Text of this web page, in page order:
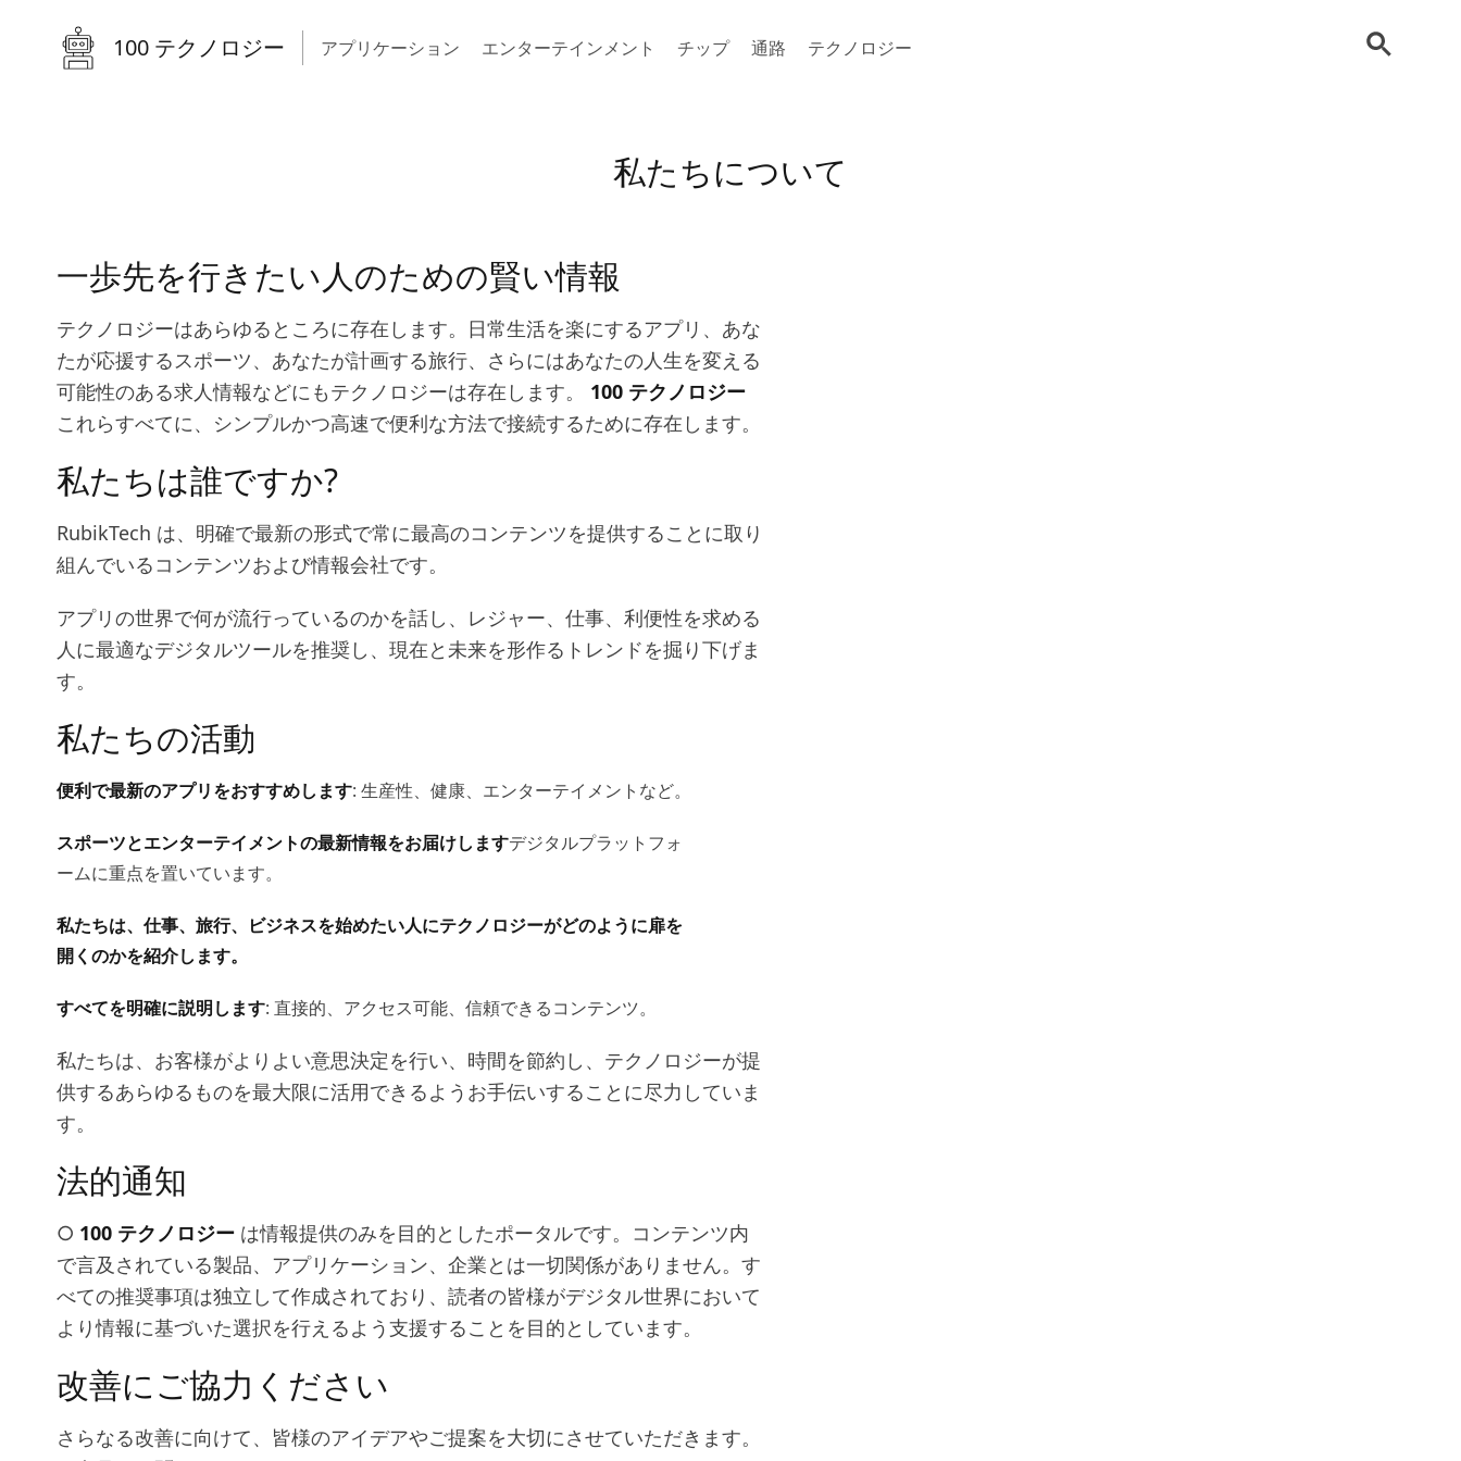
100 テクノロジー アプリケーション エンターテインメント チップ 通路 テクノロジー
私たちについて
一歩先を行きたい人のための賢い情報
テクノロジーはあらゆるところに存在します。日常生活を楽にするアプリ、あな
たが応援するスポーツ、あなたが計画する旅行、さらにはあなたの人生を変える
可能性のある求人情報などにもテクノロジーは存在します。 100 テクノロジー
これらすべてに、シンプルかつ高速で便利な方法で接続するために存在します。
私たちは誰ですか?
RubikTech は、明確で最新の形式で常に最高のコンテンツを提供することに取り
組んでいるコンテンツおよび情報会社です。
アプリの世界で何が流行っているのかを話し、レジャー、仕事、利便性を求める
人に最適なデジタルツールを推奨し、現在と未来を形作るトレンドを掘り下げま
す。
私たちの活動
便利で最新のアプリをおすすめします: 生産性、健康、エンターテイメントなど。
スポーツとエンターテイメントの最新情報をお届けしますデジタルプラットフォ
ームに重点を置いています。
私たちは、仕事、旅行、ビジネスを始めたい人にテクノロジーがどのように扉を
開くのかを紹介します。
すべてを明確に説明します: 直接的、アクセス可能、信頼できるコンテンツ。
私たちは、お客様がよりよい意思決定を行い、時間を節約し、テクノロジーが提
供するあらゆるものを最大限に活用できるようお手伝いすることに尽力していま
す。
法的通知
○ 100 テクノロジー は情報提供のみを目的としたポータルです。コンテンツ内
で言及されている製品、アプリケーション、企業とは一切関係がありません。す
べての推奨事項は独立して作成されており、読者の皆様がデジタル世界において
より情報に基づいた選択を行えるよう支援することを目的としています。
改善にご協力ください
さらなる改善に向けて、皆様のアイデアやご提案を大切にさせていただきます。